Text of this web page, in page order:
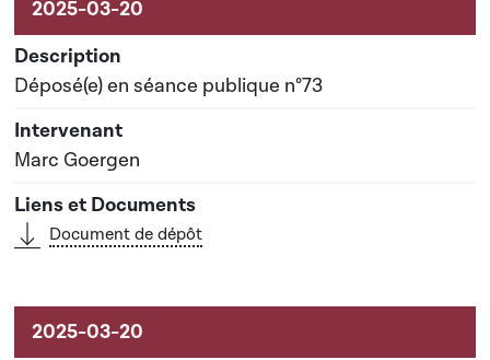
Déposé(e) en séance publique n°73
Marc Goergen
Document de dépôt